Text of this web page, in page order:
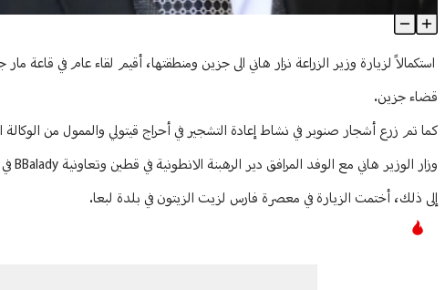
هاني يستكمل زيارته إلى جزين
Article Content
استكمالاً لزيارة وزير الزراعة نزار هاني الى جزين ومنطقتها، أقيم لقاء عام في قاعة
قضاء جزين.
كما تم زرع أشجار صنوبر في نشاط إعادة التشجير في أحراج قيتولي والممول من
وزار الوزير هاني مع الوفد المرافق دير الرهبنة الانطونية في قطين وتعاونية BBalady في بلدة عازور.
إلى ذلك، أختمت الزيارة في معصرة فارس لزيت الزيتون في بلدة لبعا.